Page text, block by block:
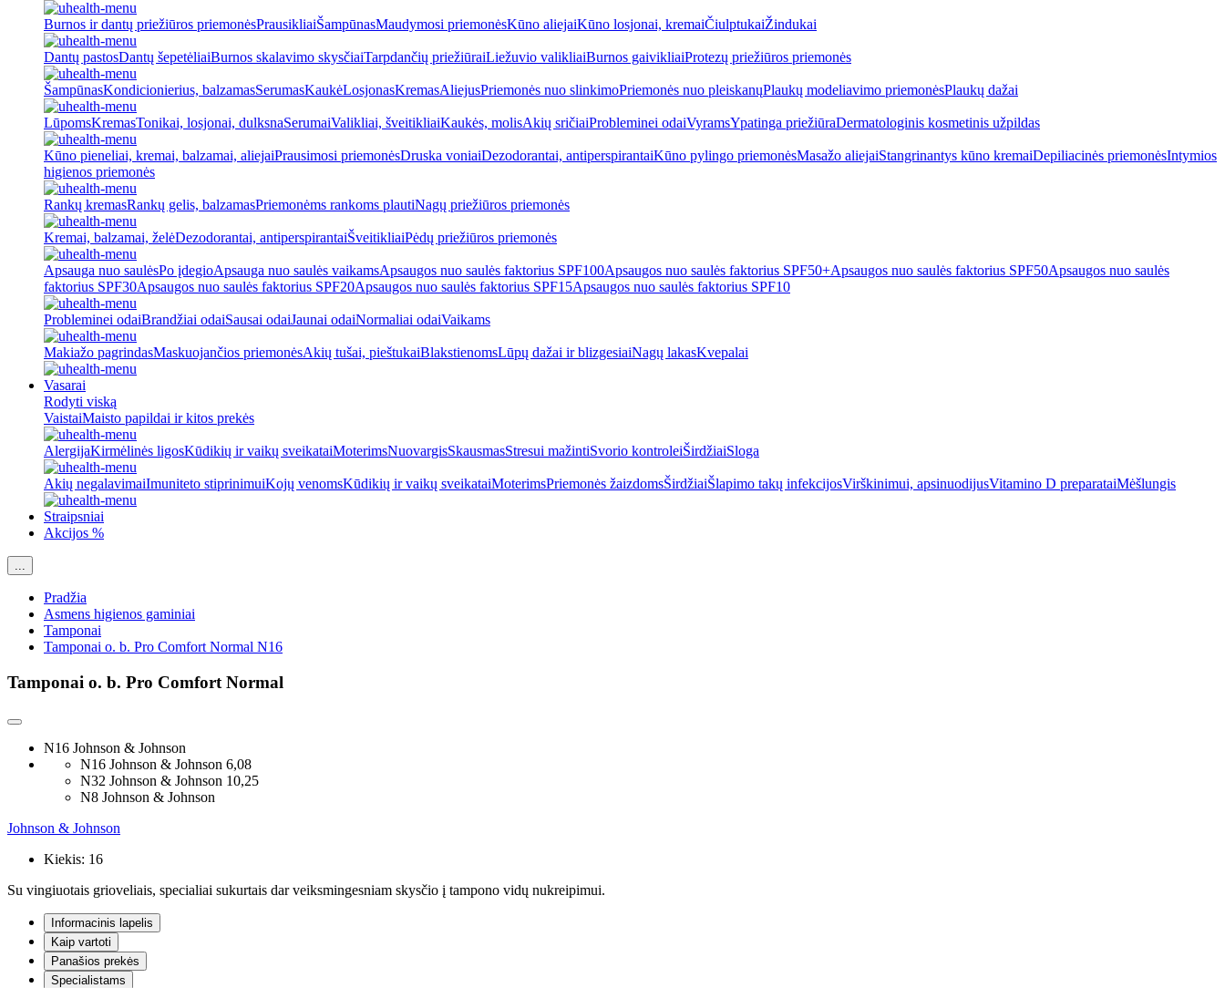
Burnos ir dantų priežiūros priemonėsPrausikliaiŠampūnasMaudymosi priemonėsKūno aliejaiKūno losjonai, kremaiČiulptukaiŽindukai
Dantų pastosDantų šepetėliaiBurnos skalavimo skysčiaiTarpdančių priežiūraiLiežuvio valikliaiBurnos gaivikliaiProtezų priežiūros priemonės
ŠampūnasKondicionierius, balzamasSerumasKaukėLosjonasKremasAliejusPriemonės nuo slinkimoPriemonės nuo pleiskanųPlaukų modeliavimo priemonėsPlaukų dažai
LūpomsKremasTonikai, losjonai, dulksnaSerumaiValikliai, šveitikliaiKaukės, molisAkių sričiaiProbleminei odaiVyramsYpatinga priežiūraDermatologinis kosmetinis užpildas
Kūno pieneliai, kremai, balzamai, aliejaiPrausimosi priemonėsDruska voniaiDezodorantai, antiperspirantaiKūno pylingo priemonėsMasažo aliejaiStangrinantys kūno kremaiDepiliacinės priemonėsIntymios
higienos priemonės
Rankų kremasRankų gelis, balzamasPriemonėms rankoms plautiNagų priežiūros priemonės
Kremai, balzamai, želėDezodorantai, antiperspirantaiŠveitikliaiPėdų priežiūros priemonės
Apsauga nuo saulėsPo įdegioApsauga nuo saulės vaikamsApsaugos nuo saulės faktorius SPF100Apsaugos nuo saulės faktorius SPF50+Apsaugos nuo saulės faktorius SPF50Apsaugos nuo saulės
faktorius SPF30Apsaugos nuo saulės faktorius SPF20Apsaugos nuo saulės faktorius SPF15Apsaugos nuo saulės faktorius SPF10
Probleminei odaiBrandžiai odaiSausai odaiJaunai odaiNormaliai odaiVaikams
Makiažo pagrindasMaskuojančios priemonėsAkių tušai, pieštukaiBlakstienomsLūpų dažai ir blizgesiaiNagų lakasKvepalai
Vasarai
Rodyti viską
VaistaiMaisto papildai ir kitos prekės
AlergijaKirmėlinės ligosKūdikių ir vaikų sveikataiMoterimsNuovargisSkausmasStresui mažintiSvorio kontroleiŠirdžiaiSloga
Akių negalavimaiImuniteto stiprinimuiKojų venomsKūdikių ir vaikų sveikataiMoterimsPriemonės žaizdomsŠirdžiaiŠlapimo takų infekcijosVirškinimui, apsinuodijusVitamino D preparataiMėšlungis
Straipsniai
Akcijos %
...
Pradžia
Asmens higienos gaminiai
Tamponai
Tamponai o. b. Pro Comfort Normal N16
Tamponai o. b. Pro Comfort Normal
N16 Johnson & Johnson
N16 Johnson & Johnson 6,08
N32 Johnson & Johnson 10,25
N8 Johnson & Johnson
Johnson & Johnson
Kiekis: 16
Su vingiuotais grioveliais, specialiai sukurtais dar veiksmingesniam skysčio į tampono vidų nukreipimui.
Informacinis lapelis
Kaip vartoti
Panašios prekės
Specialistams